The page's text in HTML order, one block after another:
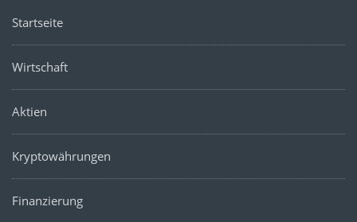
Startseite
Wirtschaft
Aktien
Kryptowährungen
Finanzierung